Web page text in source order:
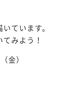
ています。
みよう！
金）